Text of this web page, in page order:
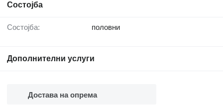
Состојба
Состојба: половни
Дополнителни услуги
Достава на опрема